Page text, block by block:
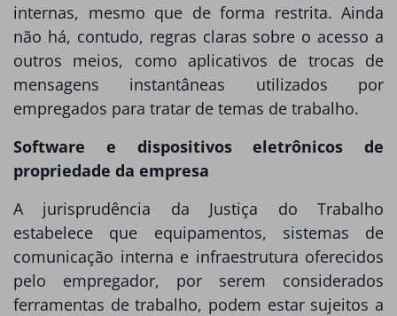
internas, mesmo que de forma restrita. Ainda
não há, contudo, regras claras sobre o acesso a
outros meios, como aplicativos de trocas de
mensagens instantâneas utilizados por
empregados para tratar de temas de trabalho.
Software e dispositivos eletrônicos de
propriedade da empresa
A jurisprudência da Justiça do Trabalho
estabelece que equipamentos, sistemas de
comunicação interna e infraestrutura oferecidos
pelo empregador, por serem considerados
ferramentas de trabalho, podem estar sujeitos a